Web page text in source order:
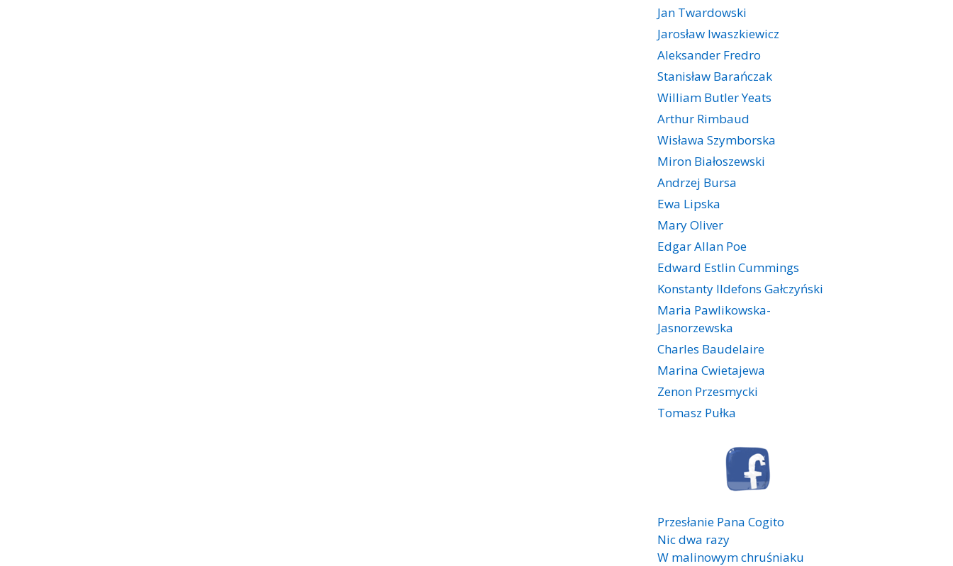
Jan Twardowski
Jarosław Iwaszkiewicz
Aleksander Fredro
Stanisław Barańczak
William Butler Yeats
Arthur Rimbaud
Wisława Szymborska
Miron Białoszewski
Andrzej Bursa
Ewa Lipska
Mary Oliver
Edgar Allan Poe
Edward Estlin Cummings
Konstanty Ildefons Gałczyński
Maria Pawlikowska-
Jasnorzewska
Charles Baudelaire
Marina Cwietajewa
Zenon Przesmycki
Tomasz Pułka
Przesłanie Pana Cogito
Nic dwa razy
W malinowym chruśniaku